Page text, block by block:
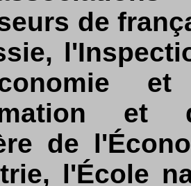
de
et
et
de
l'École